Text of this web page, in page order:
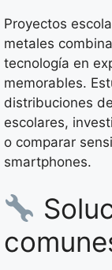
Proyectos
metales
tecnología en
memorables.
distribuciones
escolares,
o comparar
smartphones.